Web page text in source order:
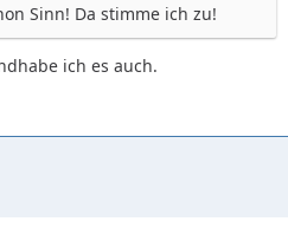
Sinn! Da stimme ich zu!
ich es auch.